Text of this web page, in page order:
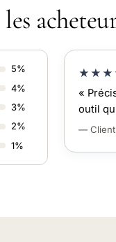
5%
4%
3%
2%
1%
«
outil
—